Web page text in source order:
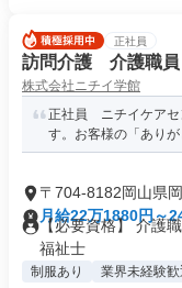
正社員
訪問介護 介護職員
株式会社ニチイ学館
正社員 ニチイケアセ
す。お客様の「あり
〒704-8182岡山県
月給22万1880円～
【必要資格】 介護
福祉士
制服あり 業界未経験歓